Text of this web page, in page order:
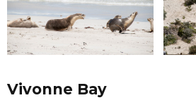
Vivonne Bay